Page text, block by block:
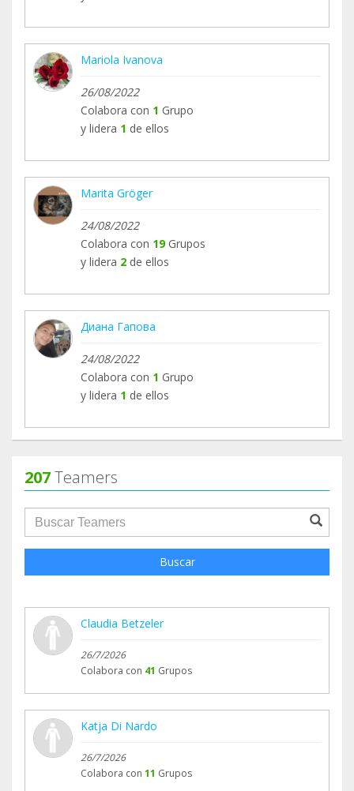
Mariola Ivanova
26/08/2022
Colabora con 1 Grupo
y lidera 1 de ellos
Marita Gröger
24/08/2022
Colabora con 19Grupos
y lidera 2 de ellos
Диана Гапова
24/08/2022
Colabora con 1 Grupo
y lidera 1 de ellos
207Teamers
groupProfile.searchForm.search.text???
Buscar
Claudia Betzeler
26/7/2026
Colabora con 41 Grupos
Katja Di Nardo
26/7/2026
Colabora con 11 Grupos